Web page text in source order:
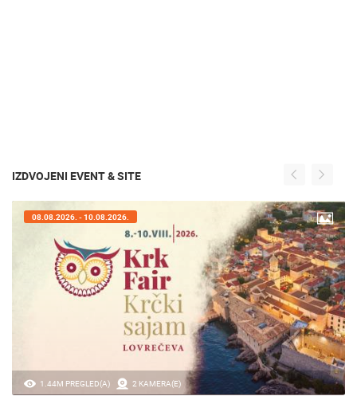
IZDVOJENI EVENT & SITE
1.44M PREGLED(A) 2 KAMERA(E)
08.08.2026. - 10.08.2026.